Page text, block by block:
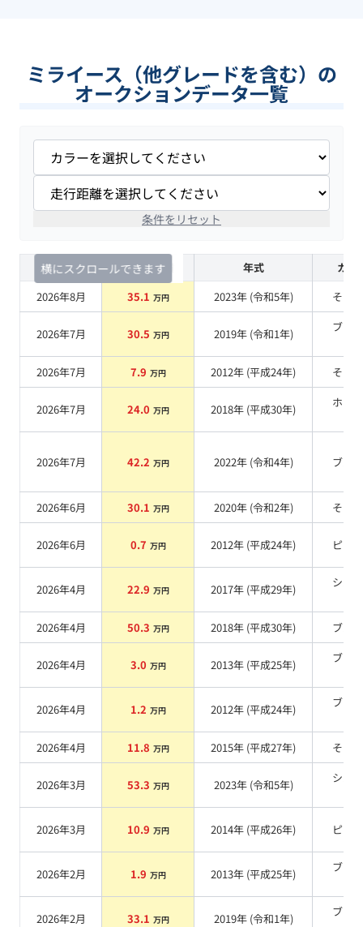
ミライース（他グレードを含む）の
オークションデータ一覧
条件をリセット
横にスクロールできます
査定時期 セルカ実績 年式
カラ
2026年8月
35.1 万円 2023年 (令和5年) その他
2026年7月 30.5 万円 2019年 (令和1年)
ブラ
2026年7月
7.9 万円 2012年 (平成24年) その他
2026年7月 24.0 万円 2018年 (平成30年)
ホワ
2026年7月 42.2 万円 2022年 (令和4年) ブルー
2026年6月 30.1 万円 2020年 (令和2年) その他
2026年6月 0.7 万円 2012年 (平成24年) ピンク
2026年4月 22.9 万円 2017年 (平成29年)
シル
2026年4月
50.3 万円 2018年 (平成30年) ブルー
2026年4月 3.0 万円 2013年 (平成25年)
ブラ
2026年4月 1.2 万円 2012年 (平成24年)
ブラ
2026年4月
11.8 万円 2015年 (平成27年) その他
2026年3月 53.3 万円 2023年 (令和5年)
シル
2026年3月 10.9 万円 2014年 (平成26年) ピンク
2026年2月 1.9 万円 2013年 (平成25年)
ブラ
2026年2月 33.1 万円 2019年 (令和1年)
ブラ